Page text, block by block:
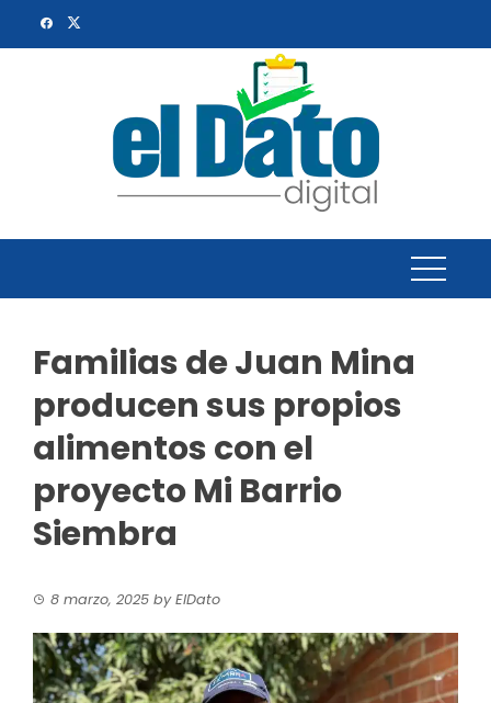
Familias de Juan Mina
producen sus propios
alimentos con el
proyecto Mi Barrio
Siembra
8 marzo, 2025 byElDato